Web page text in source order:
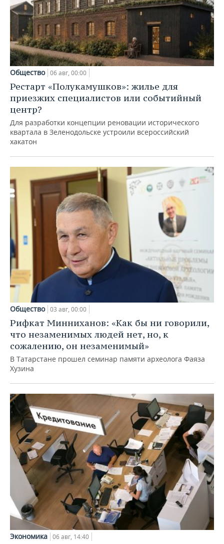
Общество 06 авг, 00:00
Рестарт «Полукамушков»: жилье для
приезжих специалистов или событийный
центр?
Для разработки концепции реновации исторического
квартала в Зеленодольске устроили всероссийский
хакатон
Общество 03 авг, 00:00
Рифкат Минниханов: «Как бы ни говорили,
что незаменимых людей нет, но, к
сожалению, он незаменимый»
В Татарстане прошел семинар памяти археолога Фаяза
Хузина
Экономика 06 авг, 14:40